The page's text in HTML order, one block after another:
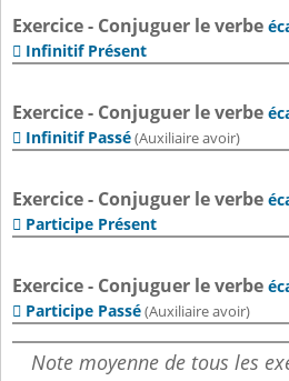
Exercice - Conjuguer le verbe
 Infinitif Présent
Exercice - Conjuguer le verbe
 Infinitif Passé(Auxiliaire avoir)
Exercice - Conjuguer le verbe
 Participe Présent
Exercice - Conjuguer le verbe
 Participe Passé(Auxiliaire avoir)
Note moyenne de tous les